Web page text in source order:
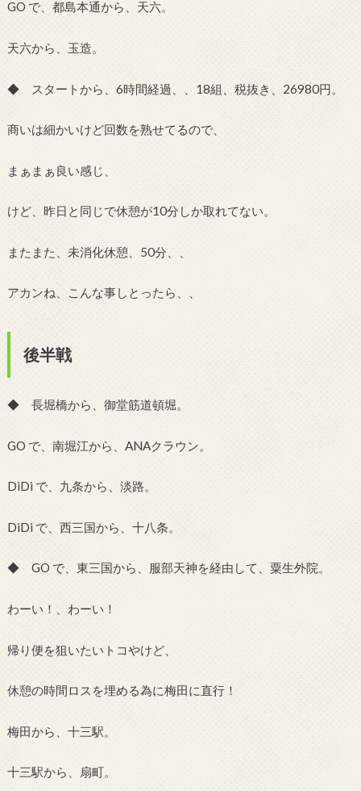
GO で、都島本通から、天六。
天六から、玉造。
◆ スタートから、6時間経過、、18組、税抜き、26980円。
商いは細かいけど回数を熟せてるので、
まぁまぁ良い感じ、
けど、昨日と同じで休憩が10分しか取れてない。
またまた、未消化休憩、50分、、
アカンね、こんな事しとったら、、
後半戦
◆ 長堀橋から、御堂筋道頓堀。
GO で、南堀江から、ANAクラウン。
DiDi で、九条から、淡路。
DiDi で、西三国から、十八条。
◆ GO で、東三国から、服部天神を経由して、粟生外院。
わーい！、わーい！
帰り便を狙いたいトコやけど、
休憩の時間ロスを埋める為に梅田に直行！
梅田から、十三駅。
十三駅から、扇町。